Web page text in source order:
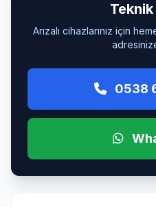
Arızalı cihazlarınız için
0538